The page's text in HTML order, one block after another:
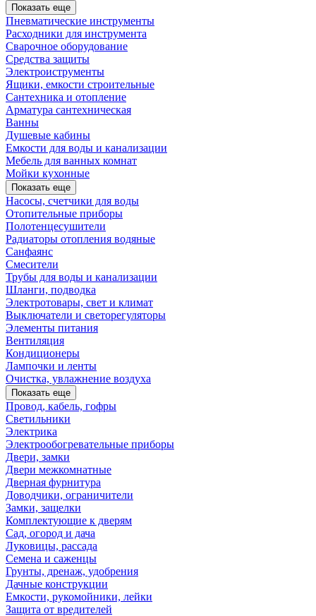
Показать еще
Пневматические инструменты
Расходники для инструмента
Сварочное оборудование
Средства защиты
Электроиструменты
Ящики, емкости строительные
Сантехника и отопление
Арматура сантехническая
Ванны
Душевые кабины
Емкости для воды и канализации
Мебель для ванных комнат
Мойки кухонные
Показать еще
Насосы, счетчики для воды
Отопительные приборы
Полотенцесушители
Радиаторы отопления водяные
Санфаянс
Смесители
Трубы для воды и канализации
Шланги, подводка
Электротовары, свет и климат
Выключатели и светорегуляторы
Элементы питания
Вентиляция
Кондиционеры
Лампочки и ленты
Очистка, увлажнение воздуха
Показать еще
Провод, кабель, гофры
Светильники
Электрика
Электрообогревательные приборы
Двери, замки
Двери межкомнатные
Дверная фурнитура
Доводчики, ограничители
Замки, защелки
Комплектующие к дверям
Сад, огород и дача
Луковицы, рассада
Семена и саженцы
Грунты, дренаж, удобрения
Дачные конструкции
Емкости, рукомойники, лейки
Защита от вредителей